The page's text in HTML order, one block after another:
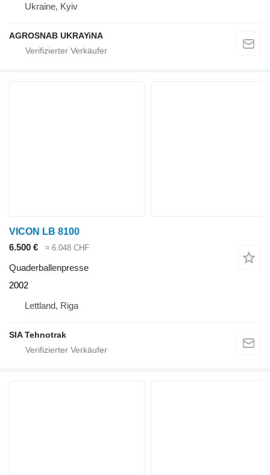
Ukraine, Kyiv
AGROSNAB UKRAYiNA
VICON LB 8100
6.500 €
≈ 6.048 CHF
Quaderballenpresse
2002
Lettland, Riga
SIA Tehnotrak